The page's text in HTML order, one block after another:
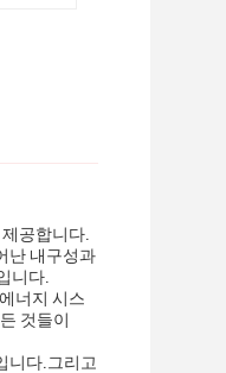
공합니다.
난 내구성과
니다.
너지 시스
것들이
니다.그리고